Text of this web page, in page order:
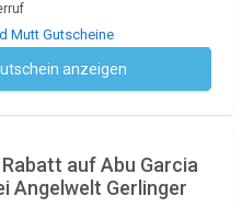
Mutt Gutscheine
anzeigen
Rabatt auf Abu Garcia
Angelwelt Gerlinger